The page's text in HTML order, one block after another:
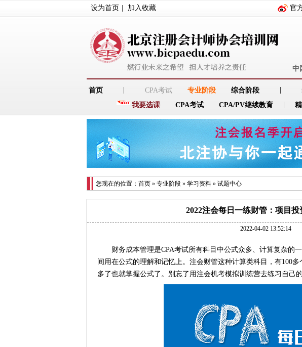
设为首页 加入收藏 官
中
首页 CPA考试 专业阶段 综合阶段
我要选课
CPA考试 CPA/PV继续教育
您现在的位置： 首页 » 专业阶段 » 学习资料 » 试题中心
2022注会每日一练财管：项目投
2022-04-02 13:52:14
财务成本管理是CPA考试所有科目中公式众多、计算复杂的
间用在公式的理解和记忆上。注会财管这种计算类科目，有100
多了也就掌握公式了。别忘了用注会机考模拟训练营去练习自己